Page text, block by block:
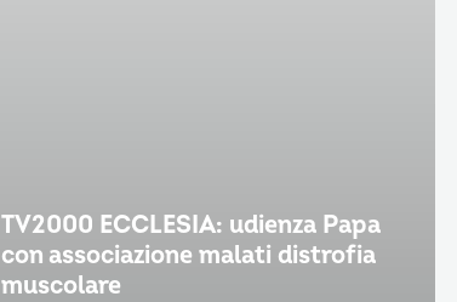
TV2000 ECCLESIA: udienza Papa
con associazione malati distrofia
muscolare